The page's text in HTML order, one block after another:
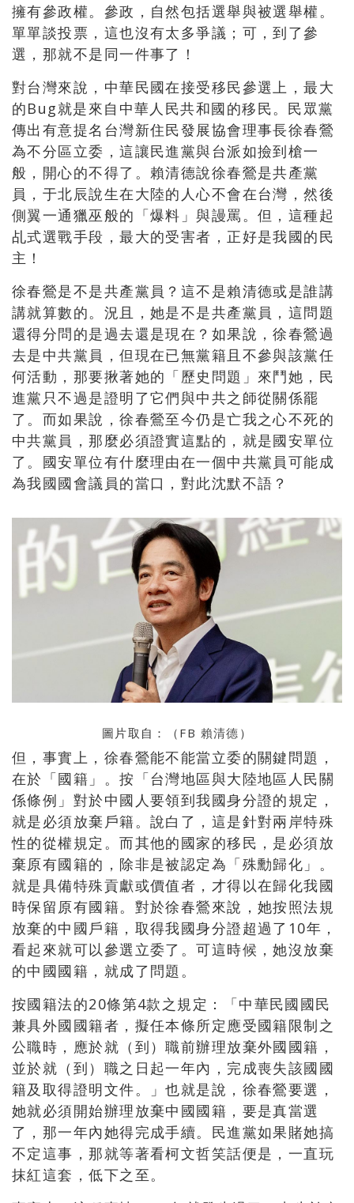
擁有參政權。參政，自然包括選舉與被選舉權。
單單談投票，這也沒有太多爭議；可，到了參
選，那就不是同一件事了！
對台灣來說，中華民國在接受移民參選上，最大
的Bug就是來自中華人民共和國的移民。民眾黨
傳出有意提名台灣新住民發展協會理事長徐春鶯
為不分區立委，這讓民進黨與台派如撿到槍一
般，開心的不得了。賴清德說徐春鶯是共產黨
員，于北辰說生在大陸的人心不會在台灣，然後
側翼一通獵巫般的「爆料」與謾罵。但，這種起
乩式選戰手段，最大的受害者，正好是我國的民
主！
徐春鶯是不是共產黨員？這不是賴清德或是誰講
講就算數的。況且，她是不是共產黨員，這問題
還得分問的是過去還是現在？如果說，徐春鶯過
去是中共黨員，但現在已無黨籍且不參與該黨任
何活動，那要揪著她的「歷史問題」來鬥她，民
進黨只不過是證明了它們與中共之師從關係罷
了。而如果說，徐春鶯至今仍是亡我之心不死的
中共黨員，那麼必須證實這點的，就是國安單位
了。國安單位有什麼理由在一個中共黨員可能成
為我國國會議員的當口，對此沈默不語？
圖片取自：（FB 賴清德 ）
但，事實上，徐春鶯能不能當立委的關鍵問題，
在於「國籍」。按「台灣地區與大陸地區人民關
係條例」對於中國人要領到我國身分證的規定，
就是必須放棄戶籍。說白了，這是針對兩岸特殊
性的從權規定。而其他的國家的移民，是必須放
棄原有國籍的，除非是被認定為「殊勳歸化」。
就是具備特殊貢獻或價值者，才得以在歸化我國
時保留原有國籍。對於徐春鶯來說，她按照法規
放棄的中國戶籍，取得我國身分證超過了 10年，
看起來就可以參選立委了。可這時候，她沒放棄
的中國國籍，就成了問題。
按國籍法的20條第4款之規定：「中華民國國民
兼具外國國籍者，擬任本條所定應受國籍限制之
公職時，應於就（到）職前辦理放棄外國國籍，
並於就（到）職之日起一年內，完成喪失該國國
籍及取得證明文件。」也就是說，徐春鶯要選，
她就必須開始辦理放棄中國國籍，要是真當選
了，那一年內她得完成手續。民進黨如果賭她搞
不定這事，那就等著看柯文哲笑話便是，一直玩
抹紅這套，低下之至。